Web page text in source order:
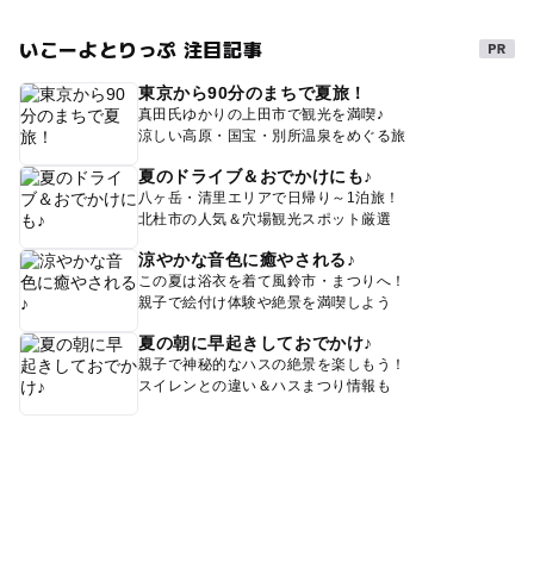
いこーよとりっぷ 注目記事
東京から90分のまちで夏旅！
真田氏ゆかりの上田市で観光を満喫♪
涼しい高原・国宝・別所温泉をめぐる旅
夏のドライブ＆おでかけにも♪
八ヶ岳・清里エリアで日帰り～1泊旅！
北杜市の人気＆穴場観光スポット厳選
涼やかな音色に癒やされる♪
この夏は浴衣を着て風鈴市・まつりへ！
親子で絵付け体験や絶景を満喫しよう
夏の朝に早起きしておでかけ♪
親子で神秘的なハスの絶景を楽しもう！
スイレンとの違い＆ハスまつり情報も